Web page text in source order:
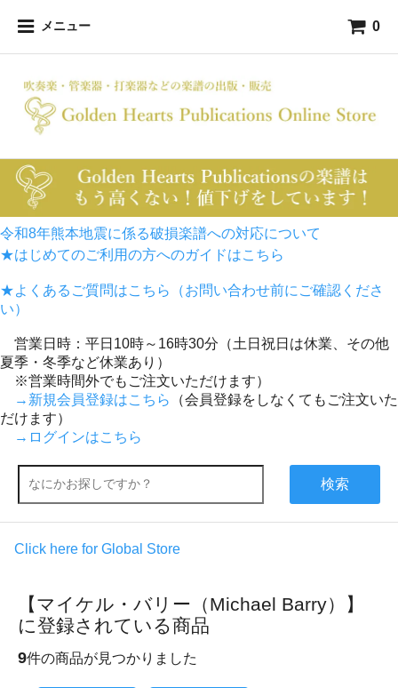
メニュー 0
令和8年熊本地震に係る破損楽譜への対応について
★はじめてのご利用の方へのガイドはこちら
★よくあるご質問はこちら（お問い合わせ前にご確認くださ
い）
営業日時：平日10時～16時30分（土日祝日は休業、その他
夏季・冬季など休業あり）
※営業時間外でもご注文いただけます）
→新規会員登録はこちら
（会員登録をしなくてもご注文いた
だけます）
→ログインはこちら
検索
Click here for Global Store
【マイケル・バリー（Michael Barry）】
に登録されている商品
9件の商品が見つかりました